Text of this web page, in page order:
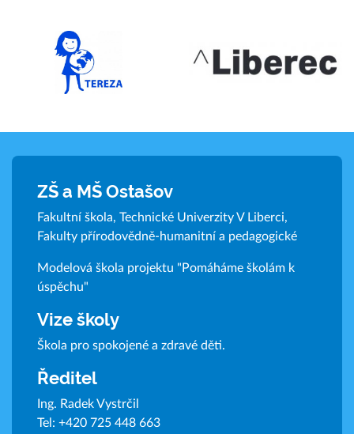
ZŠ a MŠ Ostašov
Fakultní škola, Technické Univerzity V Liberci,
Fakulty přírodovědně-humanitní a pedagogické
Modelová škola projektu "Pomáháme školám k
úspěchu"
Vize školy
Škola pro spokojené a zdravé děti.
Ředitel
Ing. Radek Vystrčil
Tel: +420 725 448 663